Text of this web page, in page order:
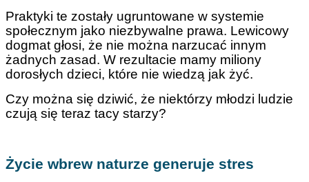
Praktyki te zostały ugruntowane w systemie
społecznym jako niezbywalne prawa. Lewicowy
dogmat głosi, że nie można narzucać innym
żadnych zasad. W rezultacie mamy miliony
dorosłych dzieci, które nie wiedzą jak żyć.
Czy można się dziwić, że niektórzy młodzi ludzie
czują się teraz tacy starzy?
Życie wbrew naturze generuje stres